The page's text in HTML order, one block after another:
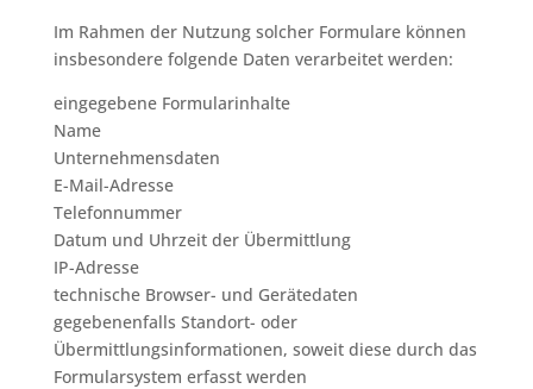
Im Rahmen der Nutzung solcher Formulare können
insbesondere folgende Daten verarbeitet werden:
eingegebene Formularinhalte
Name
Unternehmensdaten
E-Mail-Adresse
Telefonnummer
Datum und Uhrzeit der Übermittlung
IP-Adresse
technische Browser- und Gerätedaten
gegebenenfalls Standort- oder
Übermittlungsinformationen, soweit diese durch das
Formularsystem erfasst werden